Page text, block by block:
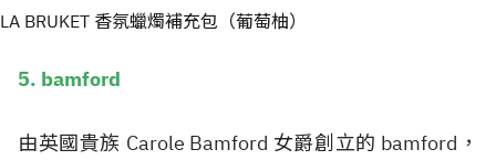
LA BRUKET 香氛蠟燭補充包（葡萄柚）
5. bamford
由英國貴族 Carole Bamford 女爵創立的 bamford，